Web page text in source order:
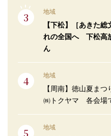
地域
【下松】［あきた
れの全国へ 下松高
ん
地域
【周南】徳山夏ま
㈱トクヤマ 各会場
地域